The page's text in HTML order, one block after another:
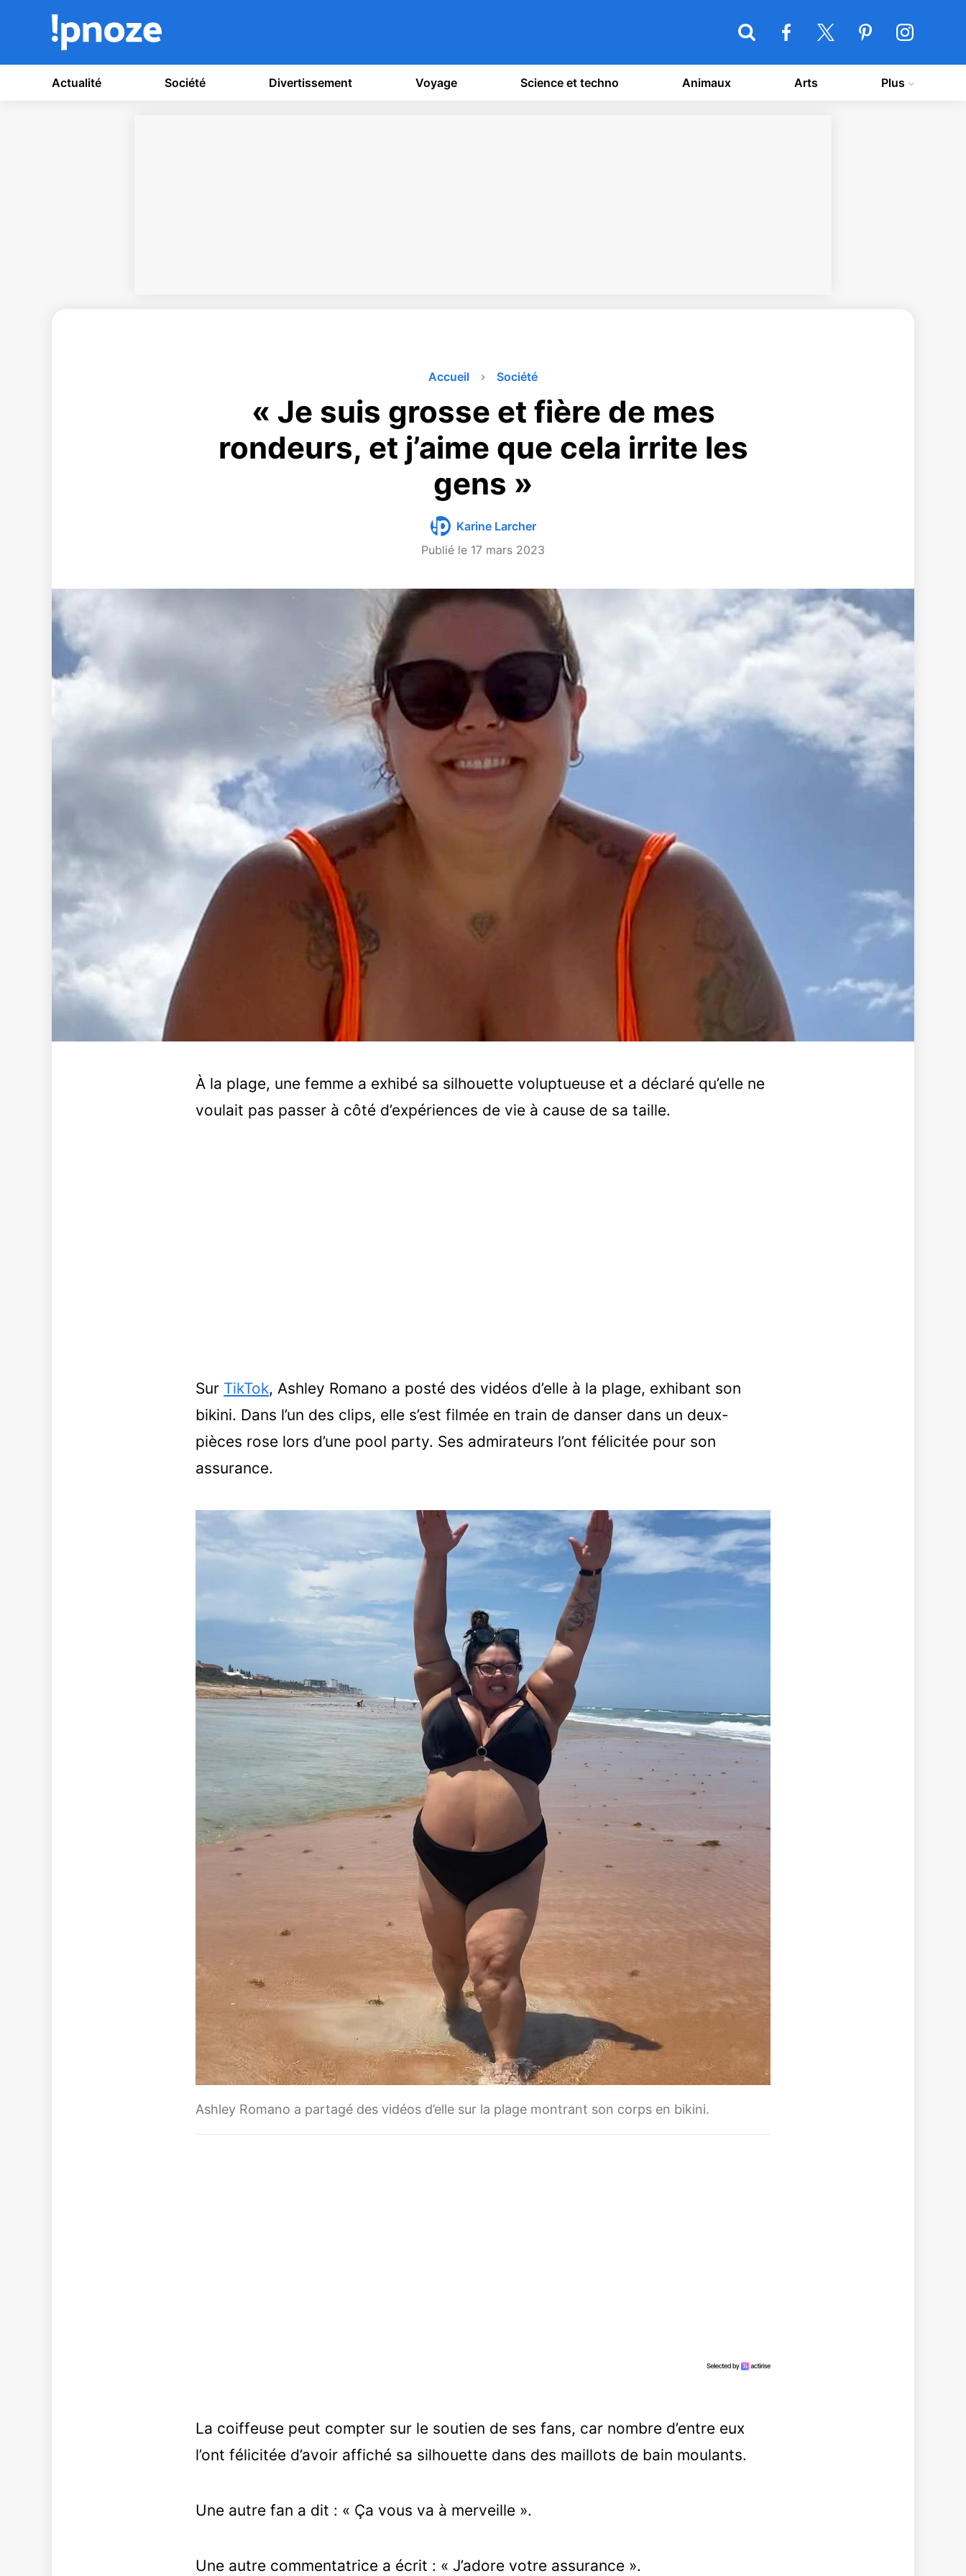
Actualité Société Divertissement Voyage Science et techno Animaux Arts Plus
Accueil Société
« Je suis grosse et fière de mes
rondeurs, et j’aime que cela irrite les
gens »
Karine Larcher
Publié le 17 mars 2023
À la plage, une femme a exhibé sa silhouette voluptueuse et a déclaré qu’elle ne
voulait pas passer à côté d’expériences de vie à cause de sa taille.
Sur TikTok, Ashley Romano a posté des vidéos d’elle à la plage, exhibant son
bikini. Dans l’un des clips, elle s’est filmée en train de danser dans un deux-
pièces rose lors d’une pool party. Ses admirateurs l’ont félicitée pour son
assurance.
Ashley Romano a partagé des vidéos d’elle sur la plage montrant son corps en bikini.
La coiffeuse peut compter sur le soutien de ses fans, car nombre d’entre eux
l’ont félicitée d’avoir affiché sa silhouette dans des maillots de bain moulants.
Une autre fan a dit : « Ça vous va à merveille ».
Une autre commentatrice a écrit : « J’adore votre assurance ».